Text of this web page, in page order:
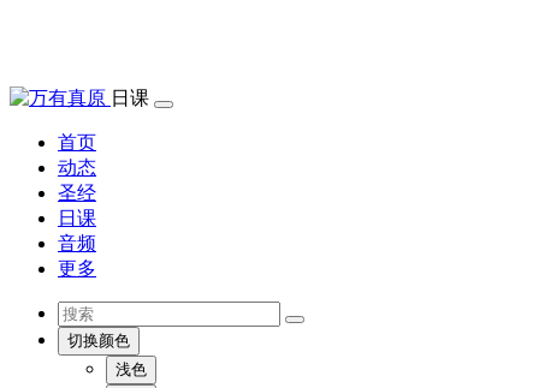
日课
首页
动态
圣经
日课
音频
更多
切换颜色
浅色